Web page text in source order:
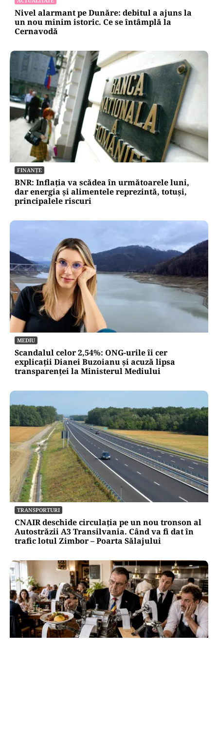
Nivel alarmant pe Dunăre: debitul a ajuns la
un nou minim istoric. Ce se întâmplă la
Cernavodă
FINANȚE
BNR: Inflația va scădea în următoarele luni,
dar energia și alimentele reprezintă, totuși,
principalele riscuri
MEDIU
Scandalul celor 2,54%: ONG-urile îi cer
explicații Dianei Buzoianu și acuză lipsa
transparenței la Ministerul Mediului
TRANSPORTURI
CNAIR deschide circulația pe un nou tronson al
Autostrăzii A3 Transilvania. Când va fi dat în
trafic lotul Zimbor – Poarta Sălajului